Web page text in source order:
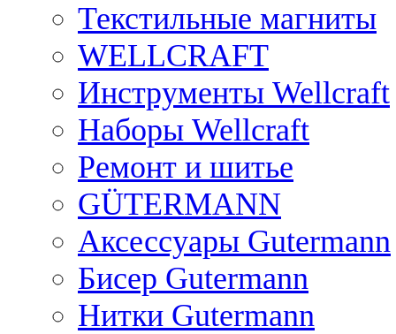
Текстильные магниты
WELLCRAFT
Инструменты Wellcraft
Наборы Wellcraft
Ремонт и шитье
GÜTERMANN
Аксессуары Gutermann
Бисер Gutermann
Нитки Gutermann